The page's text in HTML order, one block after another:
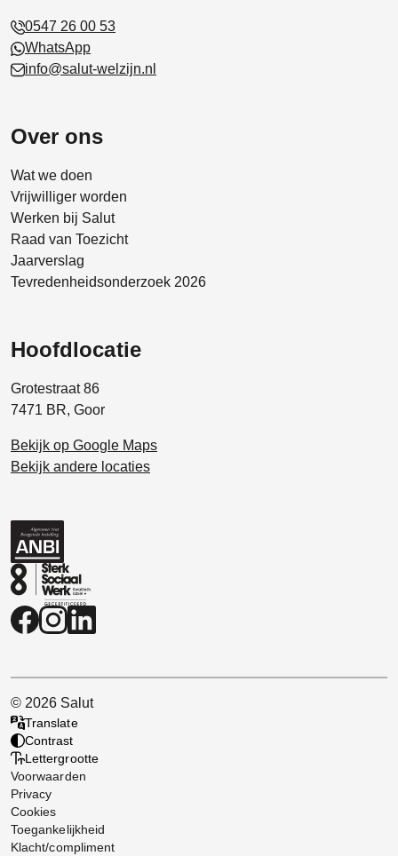
0547 26 00 53
WhatsApp
info@salut-welzijn.nl
Over ons
Wat we doen
Vrijwilliger worden
Werken bij Salut
Raad van Toezicht
Jaarverslag
Tevredenheidsonderzoek 2026
Hoofdlocatie
Grotestraat 86
7471 BR, Goor
Bekijk op Google Maps
Bekijk andere locaties
© 2026 Salut
Translate
Contrast
Lettergrootte
Voorwaarden
Privacy
Cookies
Toegankelijkheid
Klacht/compliment